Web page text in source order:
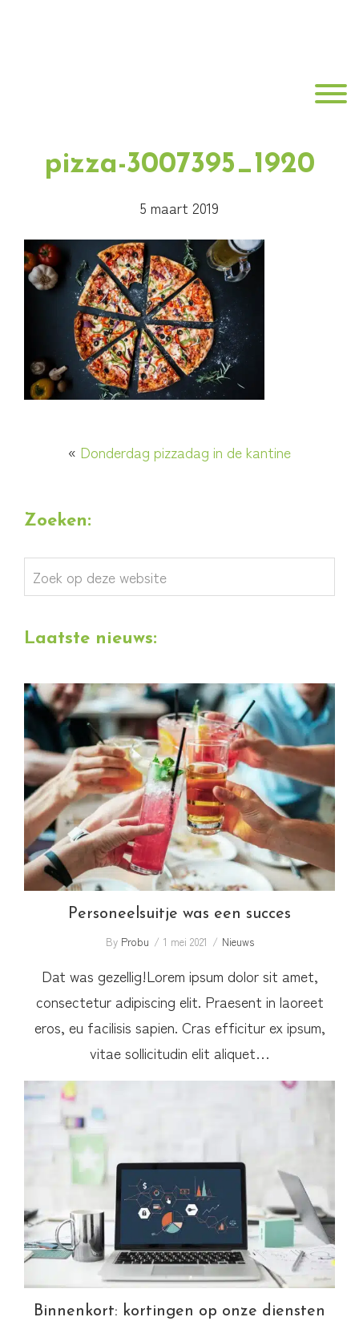
pizza-3007395_1920
5 maart 2019
« Donderdag pizzadag in de kantine
Zoeken:
Zoek
op
website
Laatste nieuws:
Personeelsuitje was een succes
Personeelsuitje was een succes
By Probu 1 mei 2021 Nieuws
Dat was gezellig!Lorem ipsum dolor sit amet,
consectetur adipiscing elit. Praesent in laoreet
eros, eu facilisis sapien. Cras efficitur ex ipsum,
vitae sollicitudin elit aliquet…
Binnenkort: kortingen op onze diensten
Binnenkort: kortingen op onze diensten